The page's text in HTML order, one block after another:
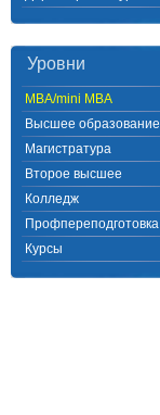
Уровни
MBA/mini MBA
Высшее образование
Магистратура
Второе высшее
Колледж
Профпереподготовка
Курсы